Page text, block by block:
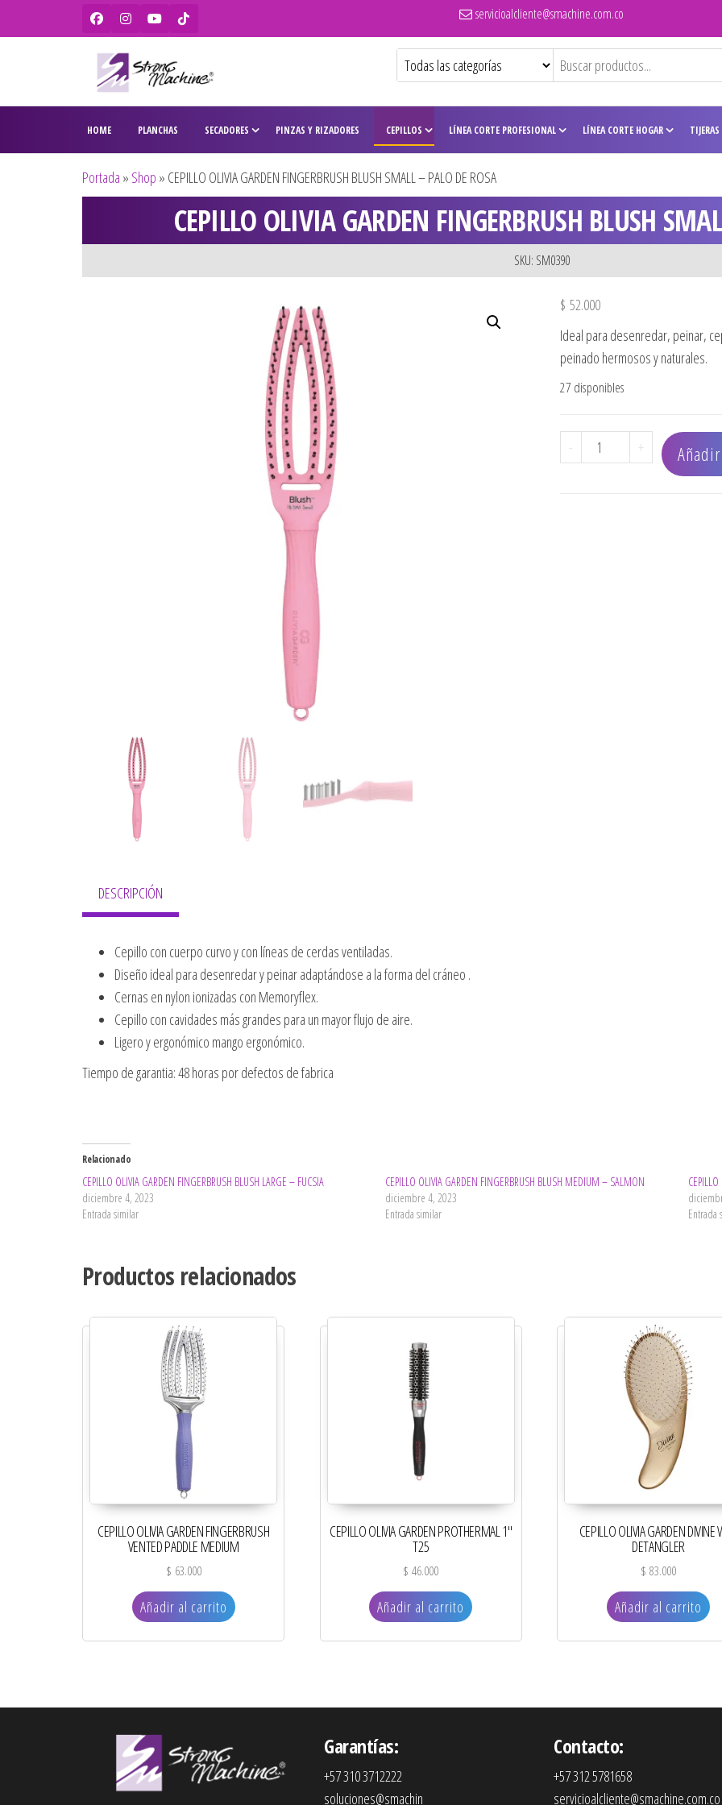
servicioalcliente@smachine.com.co
Strong
Machine –
BaBylissPRO
– WAHL –
planchas,
rizadores,
maquinas
cepillos y
originales
HOME PLANCHAS SECADORES PINZAS Y RIZADORES CEPILLOS LÍNEA CORTE PROFESIONAL LÍNEA CORTE HOGAR TIJERAS
Portada » Shop » CEPILLO OLIVIA GARDEN FINGERBRUSH BLUSH SMALL – PALO DE ROSA
CEPILLO OLIVIA GARDEN FINGERBRUSH BLUSH
SKU: SM0390
$ 52.000
Ideal para desenredar, peinar,
peinado hermosos y naturales.
27 disponibles
- CEPILLO OLIVIA
+
DESCRIPCIÓN
Cepillo con cuerpo curvo y con líneas de cerdas ventiladas.
Diseño ideal para desenredar y peinar adaptándose a la forma del cráneo .
Cernas en nylon ionizadas con Memoryflex.
Cepillo con cavidades más grandes para un mayor flujo de aire.
Ligero y ergonómico mango ergonómico.
Tiempo de garantia: 48 horas por defectos de fabrica
Relacionado
CEPILLO OLIVIA GARDEN FINGERBRUSH BLUSH LARGE – FUCSIA
diciembre 4, 2023
Entrada similar
CEPILLO OLIVIA GARDEN FINGERBRUSH BLUSH MEDIUM – SALMON
diciembre 4, 2023
Entrada similar
Entrada
Productos relacionados
CEPILLO OLIVIA GARDEN FINGERBRUSH
VENTED PADDLE MEDIUM
$ 63.000
Añadir al carrito
CEPILLO OLIVIA GARDEN PROTHERMAL 1″
T25
$ 46.000
Añadir al carrito
CEPILLO OLIVIA GARDEN DIVINE
DETANGLER
$ 83.000
Añadir al carrito
Garantías:
+57 310 3712222
soluciones@smachin
Contacto:
+57 312 5781658
servicioalcliente@smachine.com.co